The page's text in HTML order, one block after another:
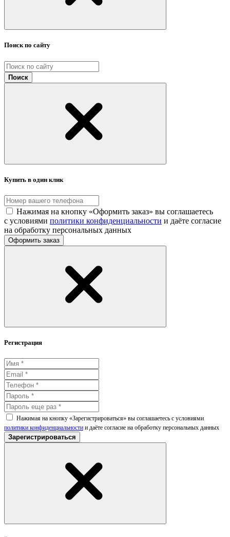
Поиск по сайту
Поиск
Купить в один клик
Нажимая на кнопку «Оформить заказ» вы соглашаетесь
с условиями политики конфиденциальности и даёте согласие
на обработку персональных данных
Оформить заказ
Регистрация
Нажимая на кнопку «Зарегистрироваться» вы соглашаетесь с условиями
политики конфиденциальности и даёте согласие на обработку персональных данных
Зарегистрироваться